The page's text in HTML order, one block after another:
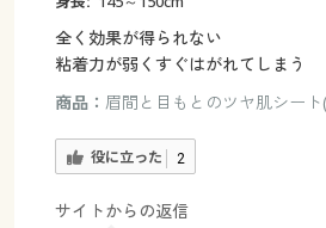
全く効果が得られない
粘着力が弱くすぐはがれてしまう
商品： 眉間と目もとのツヤ肌シー
役に立った 2
サイトからの返信